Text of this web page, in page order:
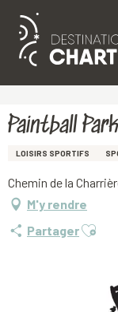
Aller
principal
Paintball Park
LOISIRS SPORTIFS
Chemin de la
M'y rendre
Partager